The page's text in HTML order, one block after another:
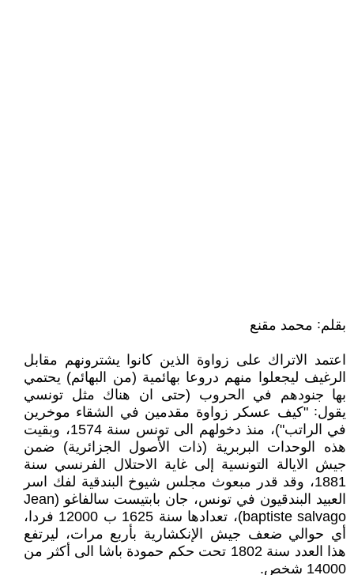
بقلم꞉ محمد مقنع
اعتمد الاتراك على زواوة الذين كانوا يشترونهم مقابل
الرغيف ليجعلوا منهم دروعا بهائمية (من البهائم) يحتمي
بها جنودهم في الحروب (حتى ان هناك مثل تونسي
يقول꞉ "كيف عسكر زواوة مقدمين في الشقاء موخرين
في الراتب")، منذ دخولهم الى تونس سنة 1574، وبقيت
هذه الوحدات البربرية (ذات الأصول الجزائرية) ضمن
جيش الايالة التونسية إلى غاية الاحتلال الفرنسي سنة
1881، وقد قدر مبعوث مجلس شيوخ البندقية لفك اسر
العبيد البندقيون في تونس، جان بابتيست سالفاغو (Jean
baptiste salvago)، تعدادها سنة 1625 ب 12000 فردا،
أي حوالي ضعف جيش الإنكشارية بأربع مرات، ليرتفع
هذا العدد سنة 1802 تحت حكم حمودة باشا الى أكثر من
14000 شخص.